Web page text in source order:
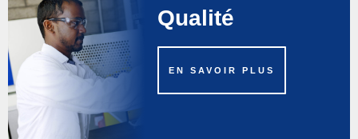
Qualité
EN SAVOIR PLUS